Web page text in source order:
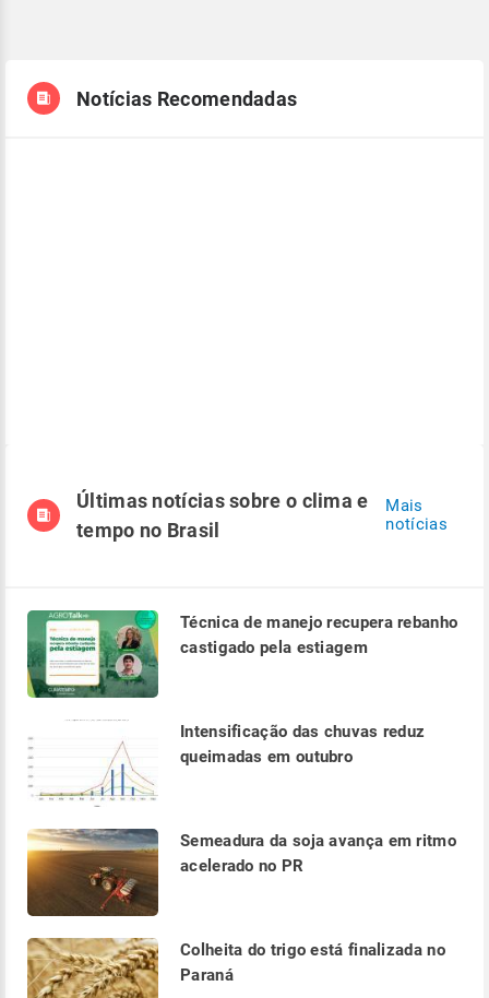
Notícias Recomendadas
Últimas notícias sobre o clima e
tempo no Brasil
Mais
notícias
Técnica de manejo recupera rebanho
castigado pela estiagem
Intensificação das chuvas reduz
queimadas em outubro
Semeadura da soja avança em ritmo
acelerado no PR
Colheita do trigo está finalizada no
Paraná